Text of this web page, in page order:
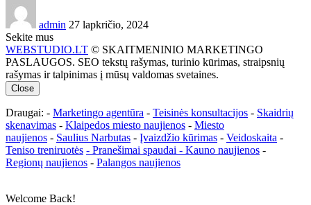
admin 27 lapkričio, 2024
Sekite mus
WEBSTUDIO.LT © SKAITMENINIO MARKETINGO
PASLAUGOS. SEO tekstų rašymas, turinio kūrimas, straipsnių
rašymas ir talpinimas į mūsų valdomas svetaines.
Close
Draugai: - Marketingo agentūra - Teisinės konsultacijos - Skaidrių
skenavimas - Klaipedos miesto naujienos - Miesto
naujienos - Saulius Narbutas - Įvaizdžio kūrimas - Veidoskaita -
Teniso treniruotės - Pranešimai spaudai - Kauno naujienos -
Regionų naujienos - Palangos naujienos
Welcome Back!